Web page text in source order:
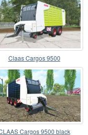
Claas Cargos 9500
Cargos 9500 black